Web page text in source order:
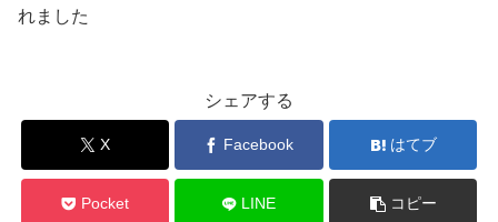
れました
シェアする
X Facebook はてブ
Pocket LINE コピー